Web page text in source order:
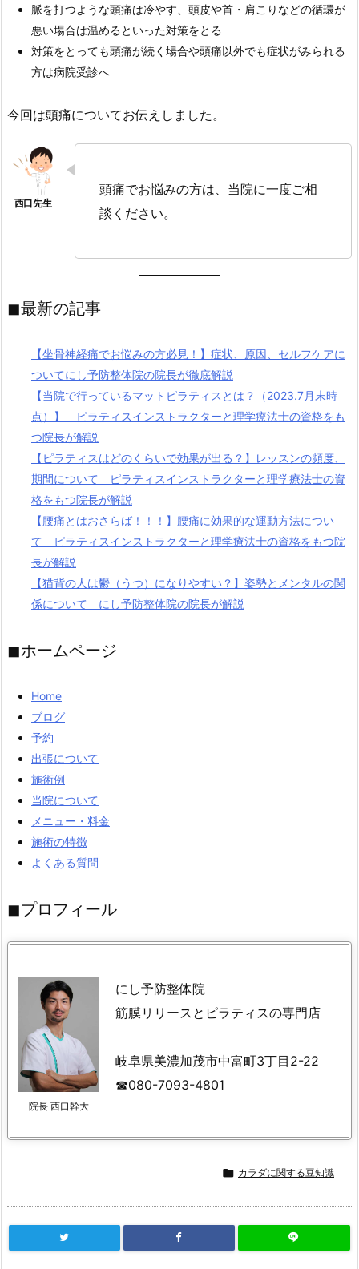
脈を打つような頭痛は冷やす、頭皮や首・肩こりなどの循環が
悪い場合は温めるといった対策をとる
対策をとっても頭痛が続く場合や頭痛以外でも症状がみられる
方は病院受診へ
今回は頭痛についてお伝えしました。
頭痛でお悩みの方は、当院に一度ご相
談ください。
◼︎最新の記事
【坐骨神経痛でお悩みの方必見！】症状、原因、セルフケアに
ついてにし予防整体院の院長が徹底解説
【当院で行っているマットピラティスとは？（2023.7月末時
点）】 ピラティスインストラクターと理学療法士の資格をも
つ院長が解説
【ピラティスはどのくらいで効果が出る？】レッスンの頻度、
期間について ピラティスインストラクターと理学療法士の資
格をもつ院長が解説
【腰痛とはおさらば！！！】腰痛に効果的な運動方法につい
て ピラティスインストラクターと理学療法士の資格をもつ院
長が解説
【猫背の人は鬱（うつ）になりやすい？】姿勢とメンタルの関
係について にし予防整体院の院長が解説
◼︎ホームページ
Home
ブログ
予約
出張について
施術例
当院について
メニュー・料金
施術の特徴
よくある質問
◼︎プロフィール
院長 西口幹大
にし予防整体院
筋膜リリースとピラティスの専門店
岐阜県美濃加茂市中富町3丁目2-22
☎︎080-7093-4801
 カラダに関する豆知識